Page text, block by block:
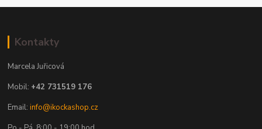
Kontakty
Marcela Juřicová
Mobil: +42 731519 176
Email:info@ikockashop.cz